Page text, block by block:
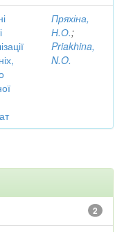
Пряхіна,
Н.О.;
Priakhina,
N.O.
2